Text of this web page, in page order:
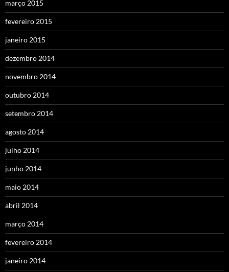
março 2015
fevereiro 2015
janeiro 2015
dezembro 2014
novembro 2014
outubro 2014
setembro 2014
agosto 2014
julho 2014
junho 2014
maio 2014
abril 2014
março 2014
fevereiro 2014
janeiro 2014